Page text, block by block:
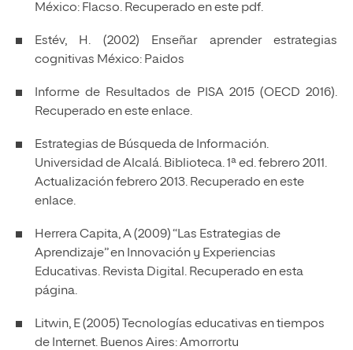
México: Flacso. Recuperado en este pdf.
Estév, H. (2002) Enseñar aprender estrategias
cognitivas México: Paidos
Informe de Resultados de PISA 2015 (OECD 2016).
Recuperado eneste enlace.
Estrategias de Búsqueda de Información.
Universidad de Alcalá. Biblioteca. 1ª ed. febrero 2011.
Actualización febrero 2013. Recuperado eneste
enlace.
Herrera Capita, A (2009) “Las Estrategias de
Aprendizaje” en Innovación y Experiencias
Educativas. Revista Digital. Recuperado enesta
página.
Litwin, E (2005) Tecnologías educativas en tiempos
de Internet. Buenos Aires: Amorrortu